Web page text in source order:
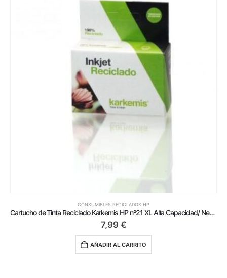
CONSUMIBLES RECICLADOS HP
Cartucho de Tinta Reciclado Karkemis HP nº21 XL Alta Capacidad/ Negro
7,99 €
AÑADIR AL CARRITO